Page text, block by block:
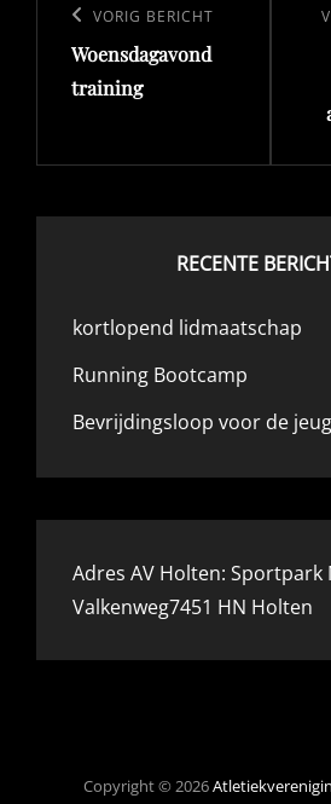
navigatie
Vorig
bericht
VORIG BERICHT
Woensdagavond
training
RECENTE
kortlopend lidmaatschap
Running Bootcamp
Bevrijdingsloop voor de
Adres AV Holten: Sportpark
Valkenweg7451 HN Holten
Copyright © 2026